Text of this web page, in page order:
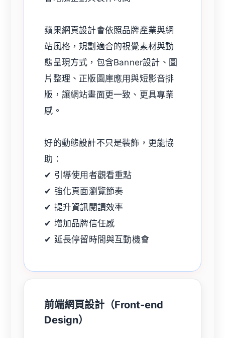
蘋果網頁設計會依照品牌產業與網
站風格，規劃適合的視覺素材與動
態呈現方式，包含Banner設計、圖
片整理、正版圖庫應用與短影音排
版，讓網站畫面更一致、更具專業
感。
好的動態設計不只是裝飾，更能協
助：
✔ 引導使用者觀看重點
✔ 強化頁面瀏覽節奏
✔ 提升資訊閱讀效率
✔ 增加品牌信任感
✔ 延長停留時間與互動機會
前端網頁設計（Front-end
Design）